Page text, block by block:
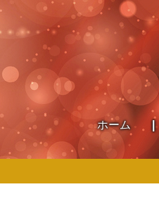
ホーム